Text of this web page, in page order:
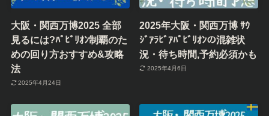
大阪・関西万博2025 全部
見るには?ﾊﾟﾋﾞﾘｵﾝ制覇のた
めの回り方おすすめ&攻略
法
2025年4月24日
2025年大阪・関西万博 ｻｳ
ｼﾞｱﾗﾋﾞｱﾊﾟﾋﾞﾘｵﾝの混雑状
況・待ち時間,予約必須かも
2025年4月6日